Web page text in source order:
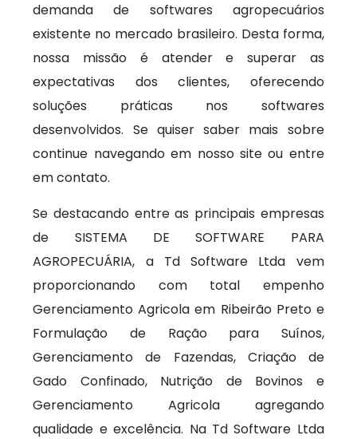
demanda de softwares agropecuários
existente no mercado brasileiro. Desta forma,
nossa missão é atender e superar as
expectativas dos clientes, oferecendo
soluções práticas nos softwares
desenvolvidos. Se quiser saber mais sobre
continue navegando em nosso site ou entre
em contato.
Se destacando entre as principais empresas
de SISTEMA DE SOFTWARE PARA
AGROPECUÁRIA, a Td Software Ltda vem
proporcionando com total empenho
Gerenciamento Agricola em Ribeirão Preto e
Formulação de Ração para Suínos,
Gerenciamento de Fazendas, Criação de
Gado Confinado, Nutrição de Bovinos e
Gerenciamento Agricola agregando
qualidade e excelência. Na Td Software Ltda